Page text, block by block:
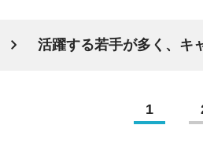
活躍する若手が多く、キ
1